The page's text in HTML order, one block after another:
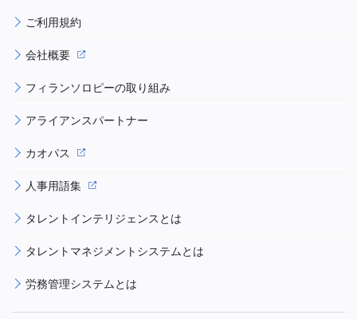
ご利用規約
会社概要
フィランソロピーの取り組み
アライアンスパートナー
カオパス
人事用語集
タレントインテリジェンスとは
タレントマネジメントシステムとは
労務管理システムとは